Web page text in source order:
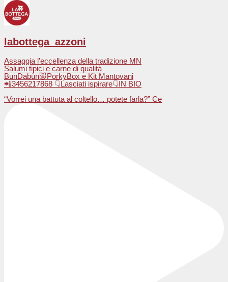
labottega_azzoni
Assaggia l’eccellenza della tradizione MN
Salumi tipici e carne di qualità
BunDabùn🐷PorkyBox e Kit Mantovani
📲3456217868 👇Lasciati ispirare👇IN BIO
“Vorrei una battuta al coltello… potete farla?” Ce